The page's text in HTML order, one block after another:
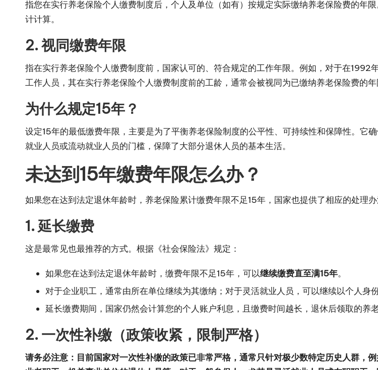
指您在实行养老保险个人缴费制度后，个人及单位（如有）按规定实际缴纳养老保险费的年
计计算。
2. 视同缴费年限
指在实行养老保险个人缴费制度前，国家认可的、符合规定的工作年限。例如，对于在
工作人员，其在实行养老保险个人缴费制度前的工龄，通常会被视同为已缴纳养老保险费的
为什么规定15年？
设定15年的最低缴费年限，主要是为了平衡养老保险制度的公平性、可持续性和保障性。它
就业人员或流动就业人员的门槛，保障了大部分退休人员的基本生活。
未达到15年缴费年限怎么办？
如果您在达到法定退休年龄时，养老保险累计缴费年限不足15年，国家也提供了相应的处理办
1. 延长缴费
这是最常见也最推荐的方式。根据《社会保险法》规定：
如果您在达到法定退休年龄时，缴费年限不足15年，可以继续缴费直至满15年。
对于企业职工，通常由所在单位继续为其缴纳；对于灵活就业人员，可以继续以个人身份
延长缴费期间，国家仍然会计算您的个人账户利息，且缴费时间越长，退休后领取的养老
2. 一次性补缴（政策收紧，限制严格）
请务必注意：目前国家对一次性补缴的政策已非常严格，通常只针对极少数特定历史人群，